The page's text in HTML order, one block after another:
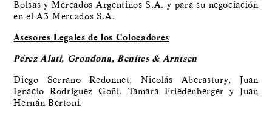
Bolsas y Mercados Argentinos S.A. y para su negociación
en el A3 Mercados S.A.
Asesores Legales de los Colocadores
Pérez Alati, Grondona, Benites & Arntsen
Diego Serrano Redonnet, Nicolás Aberastury, Juan
Ignacio Rodriguez Goñi, Tamara Friedenberger y Juan
Hernán Bertoni.